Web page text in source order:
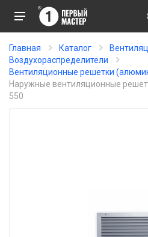
Главная Каталог
Воздухораспределители
Вентиляционные решетки
Наружные вентиляционные
550